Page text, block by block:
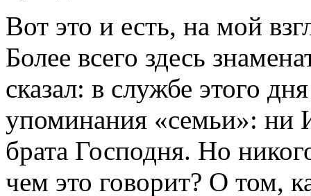
Вот это и есть, на мой
Более всего здесь
сказал: в службе этого
упоминания «семьи»: ни
брата Господня. Но
чем это говорит? О том,